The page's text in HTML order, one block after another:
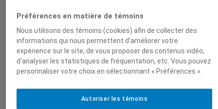
enseignant-chercheur à l’université de
Bordeaux IV. Depuis 2004, il consacre
ses recherches sur le Sri Lanka et les
diasporas sri lankaises. Delon Madavan
est doctorant en géographie à
l’intégration socio-spatiale de la
minorité tamoule à Colombo, Kuala
Préférences en matière de témoins
Nous utilisons des témoins (cookies) afin de collecter des
informations qui nous permettent d’améliorer votre
expérience sur le site, de vous proposer des contenus vidéo,
d’analyser les statistiques de fréquentation, etc. Vous pouvez
personnaliser votre choix en sélectionnant « Préférences ».
Autoriser les témoins